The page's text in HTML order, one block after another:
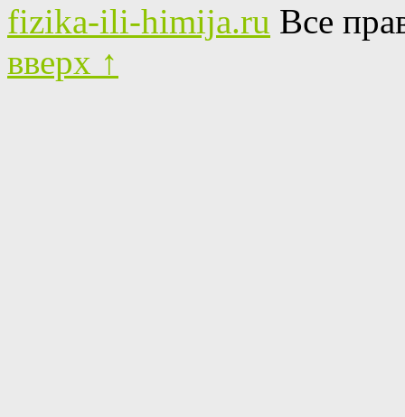
fizika-ili-himija.ru Все
вверх ↑